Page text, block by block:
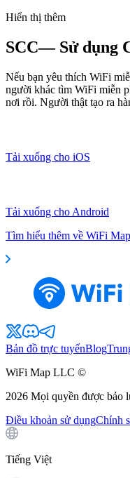
Hiển thị thêm
SCC— Sử dụng
Nếu bạn yêu thích WiFi
người khác tìm WiFi miễn
nơi rồi. Người thật tạo ra
Tải xuống cho iOS
Tải xuống cho Android
Tìm hiểu thêm về WiFi Map
Bản đồ trực tuyếnBlog
WiFi Map LLC ©
2026 Mọi quyền được bảo
Điều khoản sử dụngChính
Tiếng Việt